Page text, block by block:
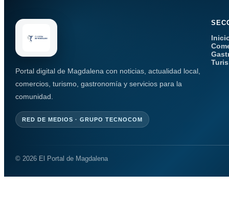
Portal digital de Magdalena con noticias, actualidad local,
comercios, turismo, gastronomía y servicios para la
comunidad.
RED DE MEDIOS · GRUPO TECNOCOM
© 2026 El Portal de Magdalena